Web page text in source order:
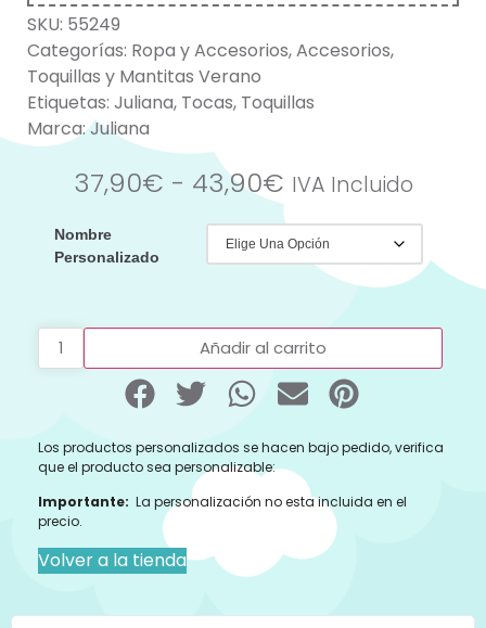
SKU: 55249
Categorías: Ropa y Accesorios,Accesorios,
Toquillas y Mantitas Verano
Etiquetas: Juliana, Tocas, Toquillas
Marca:Juliana
37,90€ - 43,90€ IVA Incluido
Nombre
Personalizado
Añadir al carrito
Los productos personalizados se hacen bajo pedido, verifica
que el producto sea personalizable:
Importante: La personalización no esta incluida en el
precio.
Volver a la tienda